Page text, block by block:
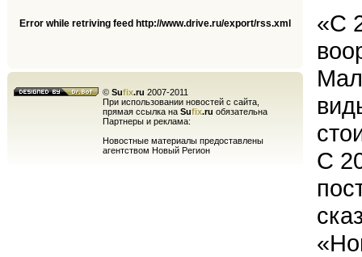
Error while retriving feed http://www.drive.ru/export/rss.xml
© Sufix.ru 2007-2011
При использовании новостей с сайта,
прямая ссылка на Sufix.ru обязательна
Партнеры и реклама:
Новостные материалы предоставлены
агентством Новый Регион
«С
С